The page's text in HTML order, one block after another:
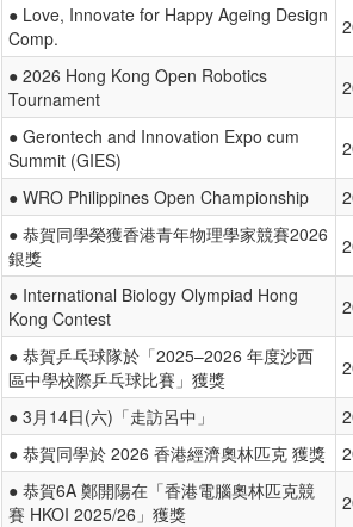
● Love, Innovate for Happy Ageing Design
Comp.
● 2026 Hong Kong Open Robotics
Tournament
● Gerontech and Innovation Expo cum
Summit (GIES)
● WRO Philippines Open Championship
● 恭賀同學榮獲香港青年物理學家競賽2026
銀獎
● International Biology Olympiad Hong
Kong Contest
● 恭賀乒乓球隊於「2025–2026 年度沙西
區中學校際乒乓球比賽」獲獎
● 3月14日(六)「走訪呂中」
● 恭賀同學於 2026 香港經濟奧林匹克 獲獎
● 恭賀6A 鄭開陽在「香港電腦奧林匹克競
賽 HKOI 2025/26」獲獎